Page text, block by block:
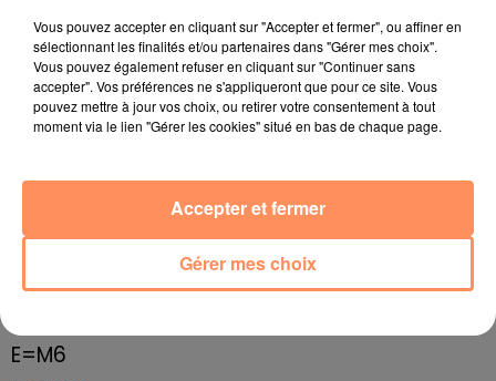
Le cocholed pour jouer à la pétanque
jusqu'au bout de la nuit !
10 mai 2022
Toulon : des quais électrifiés pour 2023 !
Marseille : appel à témoins pour retrouver
8 mai 2022
E=M6
Vous pouvez accepter en cliquant sur "Accepter et fermer", ou affiner en
sélectionnant les finalités et/ou partenaires dans "Gérer mes choix".
Vous pouvez également refuser en cliquant sur "Continuer sans
accepter". Vos préférences ne s'appliqueront que pour ce site. Vous
pouvez mettre à jour vos choix, ou retirer votre consentement à tout
moment via le lien "Gérer les cookies" situé en bas de chaque page.
Gérer mes choix
Accepter et fermer